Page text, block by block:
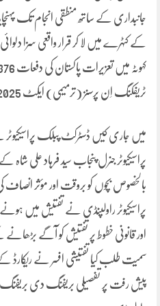
جانبداری کے ساتھ منطقی انجام تک
کے کٹہرے میں لا کر قرار واقعی سزا
ٹریفکنگ اِن پرسنز (ترمیمی) ایکٹ 2025 کے تحت درج مقدمہ
میں جاری کیں ڈسٹرکٹ پبلک پراسیکیوٹر نے
پراسیکیوٹر جنرل پنجاب سید فرہاد علی
بالخصوص بچوں کو بروقت اور مؤثر
پراسیکیوٹر راولپنڈی نے تفتیش میں
اور قانونی خطوط پر تفتیش کو آگے بڑھانے
سمیت طلب کیا تفتیشی افسر نے ریکارڈ
پیش رفت پر تفصیلی بریفنگ دی بریفنگ